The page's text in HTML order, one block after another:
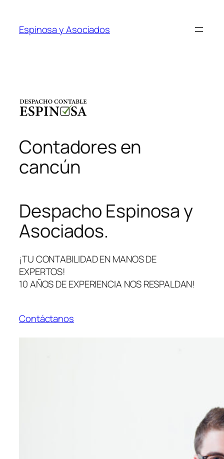
contenido
Espinosa y Asociados
Contadores en
cancún
Despacho Espinosa y
Asociados.
¡TU CONTABILIDAD EN MANOS DE
EXPERTOS!
10 AÑOS DE EXPERIENCIA NOS RESPALDAN!
Contáctanos